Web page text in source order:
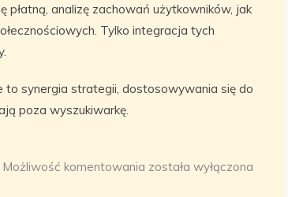
płatną, analizę zachowań użytkowników, jak
Tylko integracja tych
synergia strategii, dostosowywania się do
poza wyszukiwarkę.
Możliwość komentowania została wyłączona